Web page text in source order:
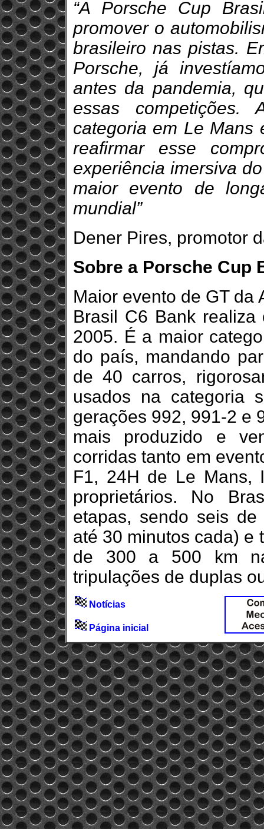
“A Porsche Cup
promover o
brasileiro nas pistas.
Porsche, já
antes da pandemia,
essas
categoria em Le Mans
reafirmar esse
experiência imersiva
maior evento de
mundial”
Dener Pires, promotor
Sobre a Porsche Cup
Maior evento de GT da
Brasil C6 Bank realiza
2005. É a maior
do país, mandando
de 40 carros,
usados na categoria
gerações 992, 991-2 e
mais produzido e
corridas tanto em
F1, 24H de Le Mans,
proprietários. No
etapas, sendo seis
até 30 minutos cada) e
de 300 a 500 km
tripulações de duplas
Notícias
Página inicial